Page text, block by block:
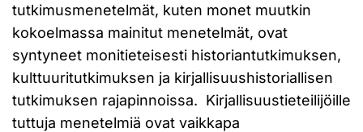
tutkimusmenetelmät, kuten monet muutkin
kokoelmassa mainitut menetelmät, ovat
syntyneet monitieteisesti historiantutkimuksen,
kulttuuritutkimuksen ja kirjallisuushistoriallisen
tutkimuksen rajapinnoissa. Kirjallisuustieteilijöille
tuttuja menetelmiä ovat vaikkapa